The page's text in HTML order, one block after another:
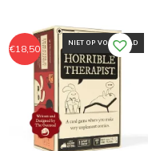
NIET OP VOORRAAD
€18,50